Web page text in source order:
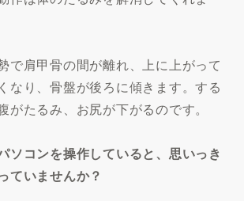
で肩甲骨の間が離れ、上に上がって
なり、骨盤が後ろに傾きます。する
がたるみ、お尻が下がるのです。
ソコンを操作していると、思いっき
ていませんか？